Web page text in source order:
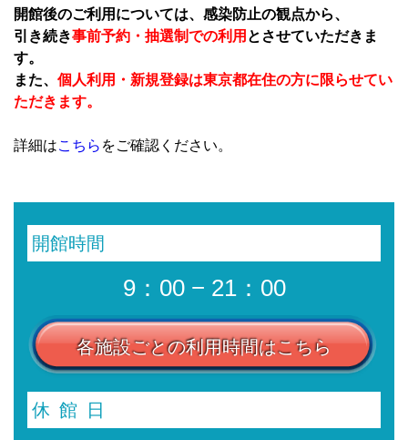
開館後のご利用については、感染防止の観点から、
引き続き事前予約・抽選制での利用 とさせていただきま
す。
また、 個人利用・新規登録は東京都在住の方に限らせてい
ただきます。
詳細はこちら をご確認ください。
開館時間
9：00 − 21：00
各施設ごとの利用時間はこちら
休館日